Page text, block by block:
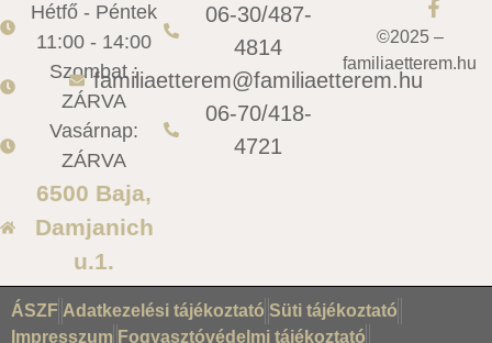
Hétfő - Péntek
11:00 - 14:00
Szombat :
ZÁRVA
Vasárnap:
ZÁRVA
6500 Baja,
Damjanich
u.1.
06-30/487-
4814
familiaetterem@familiaetterem.hu
06-70/418-
4721
©2025 –
familiaetterem.hu
ÁSZF Adatkezelési tájékoztató Süti tájékoztató
Impresszum Fogyasztóvédelmi tájékoztató